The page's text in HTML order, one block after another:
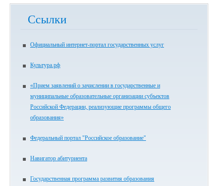
Ссылки
Официальный интернет-портал государственных услуг
Культура.рф
«Прием заявлений о зачислении в государственные и
муниципальные образовательные организации субъектов
Российской Федерации, реализующие программы общего
образования»
Федеральный портал "Российское образование"
Навигатор абитуриента
Государственная программа развития образования